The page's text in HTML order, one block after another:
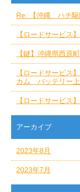
Re: 【沖縄 ハチ
【ロードサービス
【鍵】沖縄県西原
【ロードサービス
カム バッテリー上
【ロードサービス
アーカイブ
2023年8月
2023年7月